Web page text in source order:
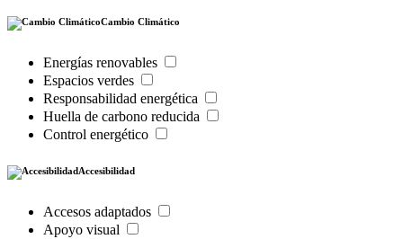
Cambio Climático
Energías renovables
Espacios verdes
Responsabilidad energética
Huella de carbono reducida
Control energético
Accesibilidad
Accesos adaptados
Apoyo visual